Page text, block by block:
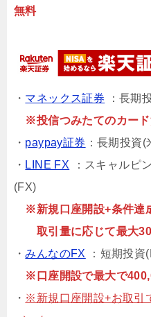
無料
・ マネックス証券 ：長期
※投信つみたてのカー
・ paypay証券 ：長期投資
・ LINE FX
：スキャルピ
(FX)
※新規口座開設+条件達
取引量に応じて最大
・みんなのFX
：短期投資
※口座開設で最大で
・ ※新規口座開設+お取引